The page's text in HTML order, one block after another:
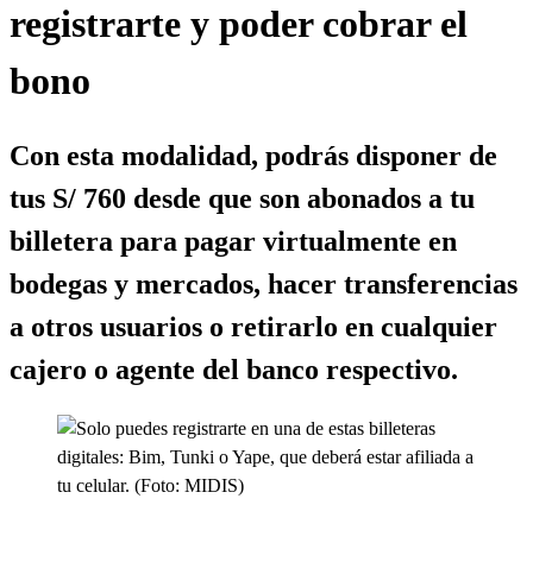
registrarte y poder cobrar el
bono
Con esta modalidad, podrás disponer de
tus S/ 760 desde que son abonados a tu
billetera para pagar virtualmente en
bodegas y mercados, hacer transferencias
a otros usuarios o retirarlo en cualquier
cajero o agente del banco respectivo.